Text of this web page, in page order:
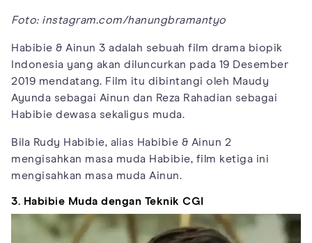
Foto: instagram.com/hanungbramantyo
Habibie & Ainun 3 adalah sebuah film drama biopik
Indonesia yang akan diluncurkan pada 19 Desember
2019 mendatang. Film itu dibintangi oleh Maudy
Ayunda sebagai Ainun dan Reza Rahadian sebagai
Habibie dewasa sekaligus muda.
Bila Rudy Habibie, alias Habibie & Ainun 2
mengisahkan masa muda Habibie, film ketiga ini
mengisahkan masa muda Ainun.
3. Habibie Muda dengan Teknik CGI